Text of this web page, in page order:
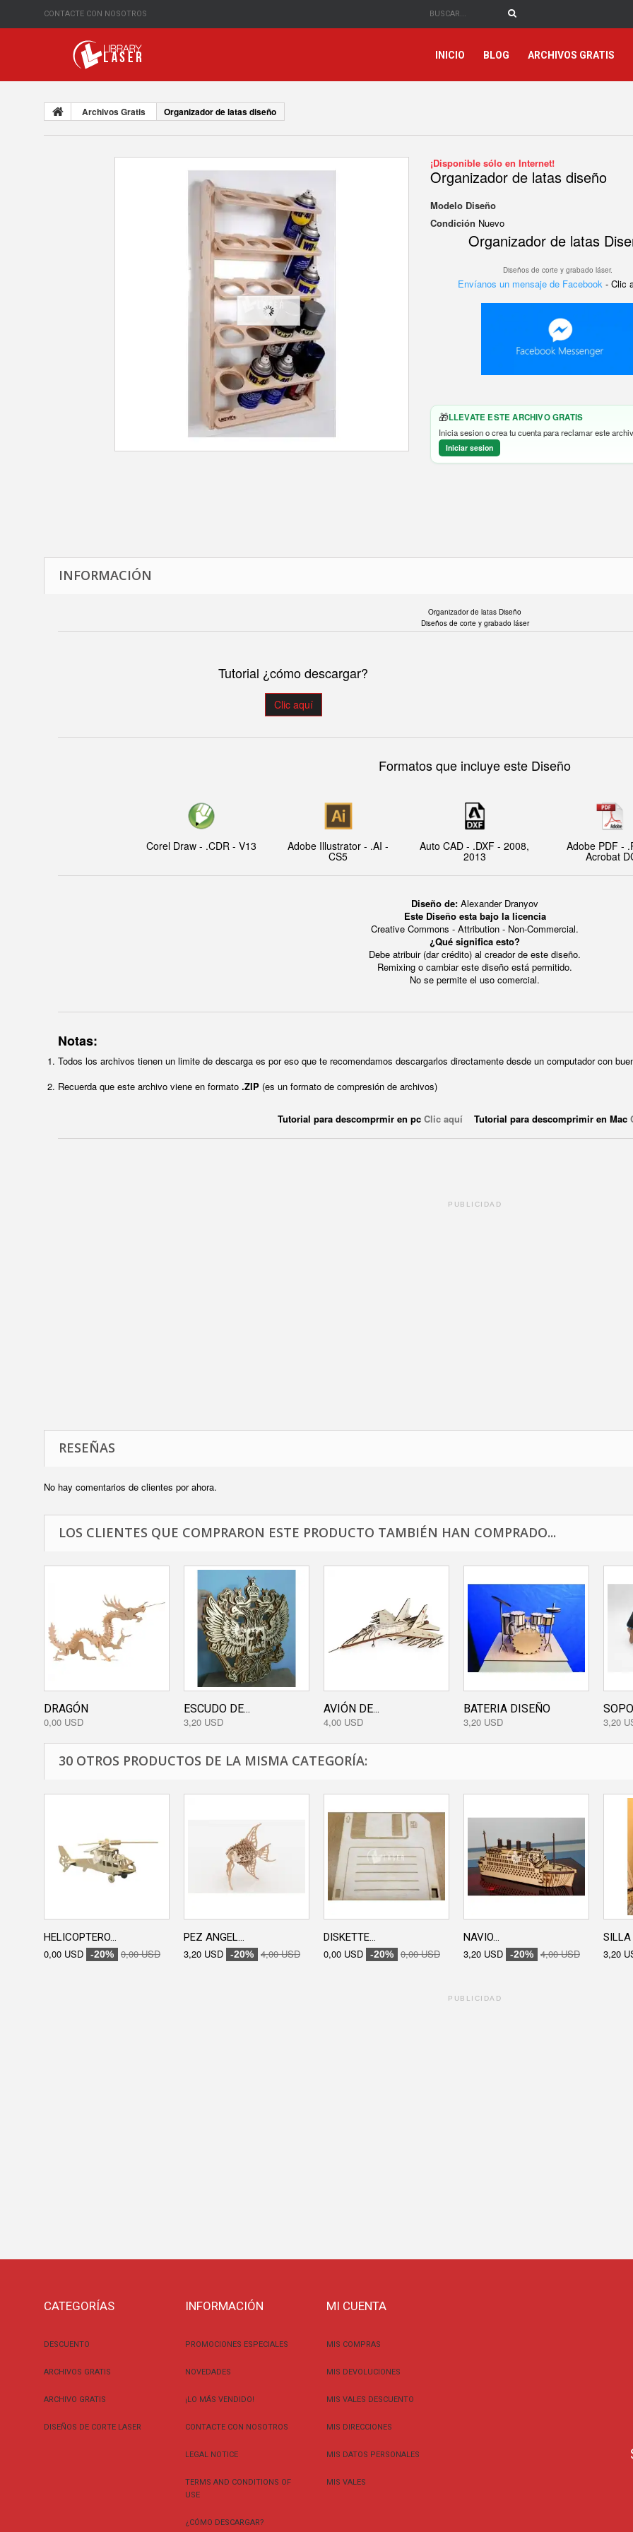
CONTACTE CON NOSOTROS
INICIO BLOG ARCHIVOS GRATIS
Archivos Gratis Organizador de latas diseño
¡Disponible sólo en Internet!
Organizador de latas diseño
Modelo Diseño
Condición Nuevo
Organizador de latas
Diseños de corte y grabado láser.
Envíanos un mensaje de Facebook - Clic
🎁LLEVATE ESTE ARCHIVO GRATIS
Inicia sesion o crea tu cuenta para reclamar este
Iniciar sesion
INFORMACIÓN
Organizador de latas Diseño
Diseños de corte y grabado láser
Tutorial ¿cómo descargar?
Clic aquí
Formatos que incluye este Diseño
Corel Draw - .CDR - V13 Adobe Illustrator - .AI -
CS5
Auto CAD - .DXF - 2008,
2013
Adobe PDF -
Acrobat
Diseño de: Alexander Dranyov
Este Diseño esta bajo la licencia
Creative Commons - Attribution - Non-Commercial.
¿Qué significa esto?
Debe atribuir (dar crédito) al creador de este diseño.
Remixing o cambiar este diseño está permitido.
No se permite el uso comercial.
Notas:
Todos los archivos tienen un limite de descarga es por eso que te recomendamos descargarlos directamente desde un computador con
Recuerda que este archivo viene en formato .ZIP (es un formato de compresión de archivos)
Tutorial para descomprmir en pc Clic aquí Tutorial para descomprimir en Mac
PUBLICIDAD
RESEÑAS
No hay comentarios de clientes por ahora.
LOS CLIENTES QUE COMPRARON ESTE PRODUCTO TAMBIÉN HAN COMPRADO...
DRAGÓN
0,00 USD
ESCUDO DE...
3,20 USD
AVIÓN DE...
4,00 USD
BATERIA DISEÑO
3,20 USD
3,20
30 OTROS PRODUCTOS DE LA MISMA CATEGORÍA:
HELICOPTERO...
0,00 USD -20% 0,00 USD
PEZ ANGEL...
3,20 USD -20% 4,00 USD
DISKETTE...
0,00 USD -20% 0,00 USD
NAVIO...
3,20 USD -20% 4,00 USD
SILLA
3,20
PUBLICIDAD
CATEGORÍAS
DESCUENTO
ARCHIVOS GRATIS
ARCHIVO GRATIS
DISEÑOS DE CORTE LASER
INFORMACIÓN
PROMOCIONES ESPECIALES
NOVEDADES
¡LO MÁS VENDIDO!
CONTACTE CON NOSOTROS
LEGAL NOTICE
TERMS AND CONDITIONS OF
USE
¿CÓMO DESCARGAR?
MI CUENTA
MIS COMPRAS
MIS DEVOLUCIONES
MIS VALES DESCUENTO
MIS DIRECCIONES
MIS DATOS PERSONALES
MIS VALES